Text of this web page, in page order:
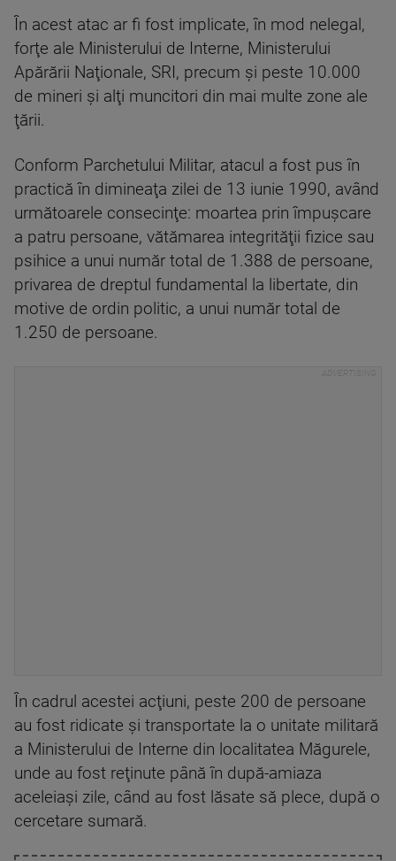
În acest atac ar fi fost implicate, în mod nelegal,
forţe ale Ministerului de Interne, Ministerului
Apărării Naţionale, SRI, precum şi peste 10.000
de mineri şi alţi muncitori din mai multe zone ale
ţării.
Conform Parchetului Militar, atacul a fost pus în
practică în dimineaţa zilei de 13 iunie 1990, având
următoarele consecinţe: moartea prin împuşcare
a patru persoane, vătămarea integrităţii fizice sau
psihice a unui număr total de 1.388 de persoane,
privarea de dreptul fundamental la libertate, din
motive de ordin politic, a unui număr total de
1.250 de persoane.
În cadrul acestei acţiuni, peste 200 de persoane
au fost ridicate şi transportate la o unitate militară
a Ministerului de Interne din localitatea Măgurele,
unde au fost reţinute până în după-amiaza
aceleiaşi zile, când au fost lăsate să plece, după o
cercetare sumară.